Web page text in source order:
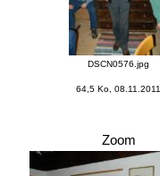
DSCN0576.jpg
64,5 Ko, 08.11.2011
Zoom